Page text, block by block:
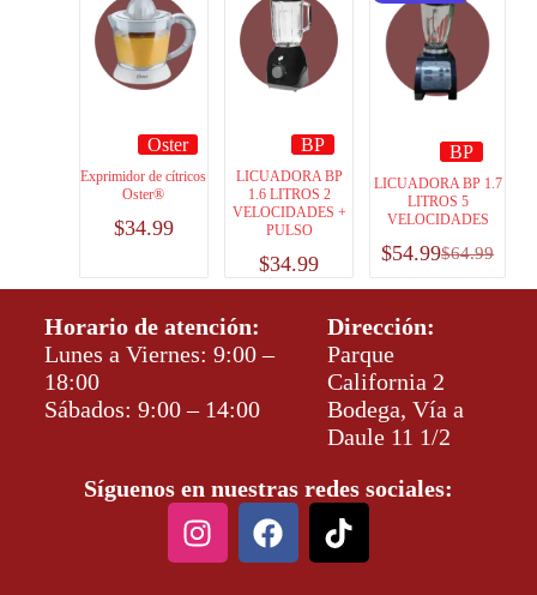
Oster
Exprimidor de cítricos
Oster®
$34.99
BP
LICUADORA BP
1.6 LITROS 2
VELOCIDADES +
PULSO
$34.99
BP
LICUADORA BP 1.7
LITROS 5
VELOCIDADES
$64.99
$54.99
Horario de atención:
Lunes a Viernes: 9:00 –
18:00
Sábados: 9:00 – 14:00
Dirección:
Parque
California 2
Bodega, Vía a
Daule 11 1/2
Síguenos en nuestras redes sociales: